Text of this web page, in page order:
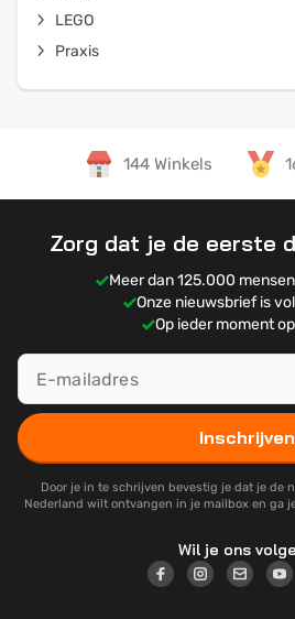
LEGO
Praxis
144 Winkels
Zorg dat je de eerste
Meer dan 125.000
Onze nieuwsbrief is
Op ieder moment
Inschrijven
Door je in te schrijven bevestig je dat je de
Nederland wilt ontvangen in je mailbox en ga
Wil je ons